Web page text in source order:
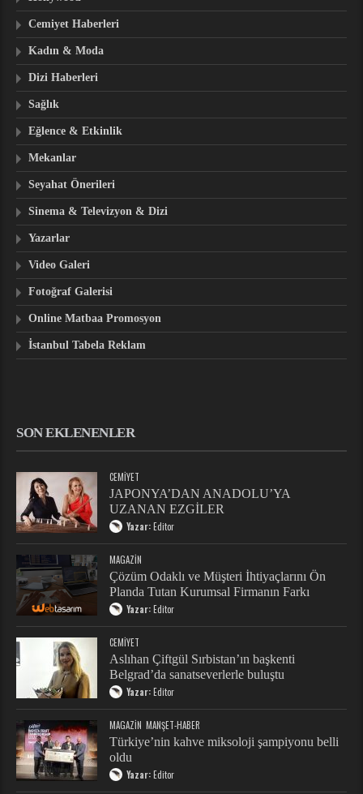
Cemiyet Haberleri
Kadın & Moda
Dizi Haberleri
Sağlık
Eğlence & Etkinlik
Mekanlar
Seyahat Önerileri
Sinema & Televizyon & Dizi
Yazarlar
Video Galeri
Fotoğraf Galerisi
Online Matbaa Promosyon
İstanbul Tabela Reklam
SON EKLENENLER
CEMIYET
JAPONYA’DAN ANADOLU’YA
UZANAN EZGİLER
Yazar:Editor
MAGAZIN
Çözüm Odaklı ve Müşteri İhtiyaçlarını Ön
Planda Tutan Kurumsal Firmanın Farkı
Yazar:Editor
CEMIYET
Aslıhan Çiftgül Sırbistan’ın başkenti
Belgrad’da sanatseverlerle buluştu
Yazar:Editor
MAGAZIN MANŞET-HABER
Türkiye’nin kahve miksoloji şampiyonu belli
oldu
Yazar:Editor